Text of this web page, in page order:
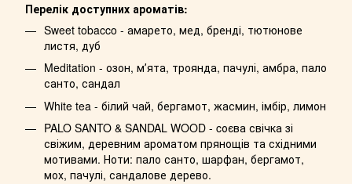
Перелік доступних ароматів:
Sweet tobacco - амарето, мед, бренді, тютюнове
листя, дуб
Meditation - озон, мʼята, троянда, пачулі, амбра, пало
санто, сандал
White tea - білий чай, бергамот, жасмин, імбір, лимон
PALO SANTO & SANDAL WOOD - cоєва свічка зі
свіжим, деревним ароматом прянощів та східними
мотивами. Ноти: пало санто, шарфан, бергамот,
мох, пачулі, сандалове дерево.